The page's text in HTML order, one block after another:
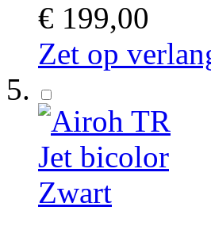
€ 199,00
Zet op